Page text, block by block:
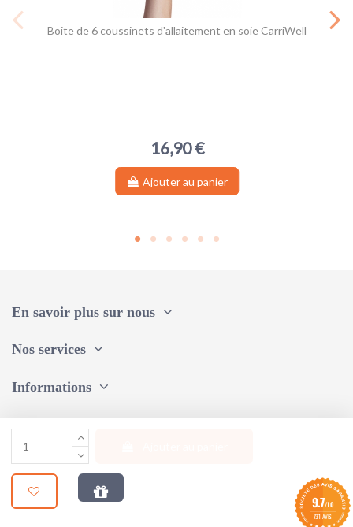
Boite de 6 coussinets d'allaitement en soie CarriWell
16,90 €
Ajouter au panier
En savoir plus sur nous
Nos services
Informations
Suivez-nous
9.7/10
731 AVIS